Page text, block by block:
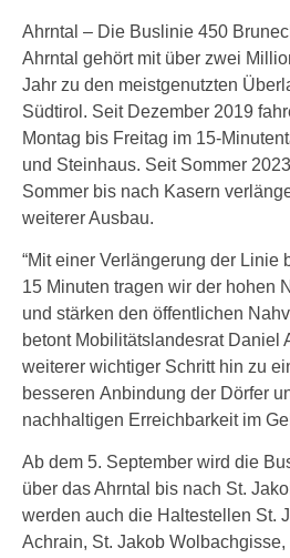
Ahrntal – Die Buslinie 450
Ahrntal gehört mit über zwei
Jahr zu den meistgenutzten
Südtirol. Seit Dezember 2019
Montag bis Freitag im 15-
und Steinhaus. Seit Sommer
Sommer bis nach Kasern
weiterer Ausbau.
“Mit einer Verlängerung der Linie
15 Minuten tragen wir der hohen
und stärken den öffentlichen
betont Mobilitätslandesrat Daniel
weiterer wichtiger Schritt hin zu
besseren Anbindung der Dörfer
nachhaltigen Erreichbarkeit im
Ab dem 5. September wird die
über das Ahrntal bis nach St.
werden auch die Haltestellen St.
Achrain, St. Jakob